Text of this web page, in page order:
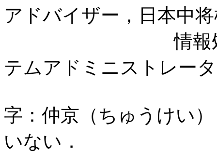
アドバイザー，日本中
情報処理技術
テムアドミニストレー
字：仲京（ちゅうけい
いない．